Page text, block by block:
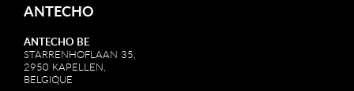
ANTECHO
ANTECHO BE
STARRENHOFLAAN 35,
2950 KAPELLEN,
BELGIQUE